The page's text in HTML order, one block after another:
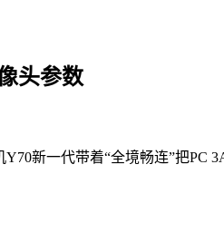
头参数
新一代带着“全境畅连”把PC